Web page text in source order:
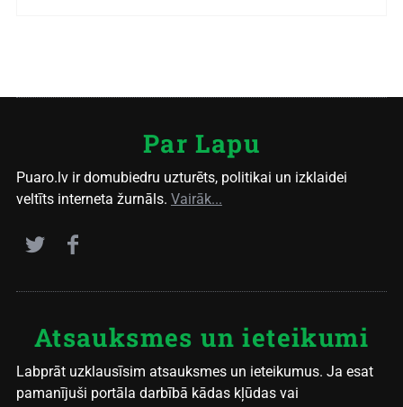
Par Lapu
Puaro.lv ir domubiedru uzturēts, politikai un izklaidei
veltīts interneta žurnāls. Vairāk...
Atsauksmes un ieteikumi
Labprāt uzklausīsim atsauksmes un ieteikumus. Ja esat
pamanījuši portāla darbībā kādas kļūdas vai